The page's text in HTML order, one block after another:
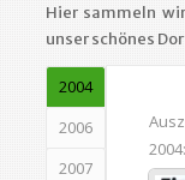
Hier sammeln
unser schönes
2004
2006
2007
2004: